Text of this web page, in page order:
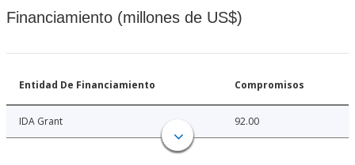
Financiamiento (millones de US$)
Entidad De Financiamiento Compromisos
IDA Grant 92.00